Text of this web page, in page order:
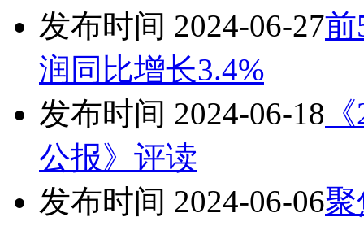
发布时间 2024-06-27前
润同比增长3.4%
发布时间 2024-06-18
公报》评读
发布时间 2024-06-06